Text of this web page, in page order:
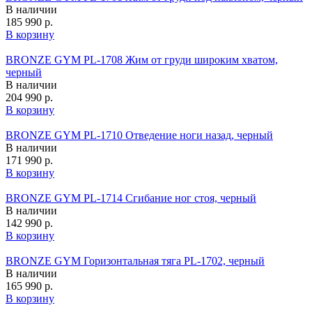
В наличии
185 990 р.
В корзину
BRONZE GYM PL-1708 Жим от груди широким хватом,
черный
В наличии
204 990 р.
В корзину
BRONZE GYM PL-1710 Отведение ноги назад, черный
В наличии
171 990 р.
В корзину
BRONZE GYM PL-1714 Сгибание ног стоя, черный
В наличии
142 990 р.
В корзину
BRONZE GYM Горизонтальная тяга PL-1702, черный
В наличии
165 990 р.
В корзину